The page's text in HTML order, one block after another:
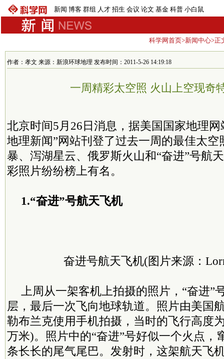
新闻 博客 群组 人才 招生 会议 论文 基金 科普 小白鼠
科学网首页>新闻中心>正
作者：孝文 来源：新浪环球地理 发布时间：2011-5-26 14:19:18
一周精彩太空照 火山上空现奇
北京时间5月26日消息，据美国国家地理
地理新闻”网站刊登了过去一周的最佳太空
暴、泻湖星云、俄罗斯火山和“奋进”号航
彩照片纷纷榜上有名。
1.“奋进”号航天飞机
奋进号航天飞机(图片来源：
上周从一架客机上拍摄的照片，“奋进”
层，最后一次飞向地球轨道。照片由美国
勒布兰克使用手机拍摄，当时的飞行高度
万米)。照片中的“奋进”号好似一个火点，
条长长的尾气尾巴。发射时，这架航天飞